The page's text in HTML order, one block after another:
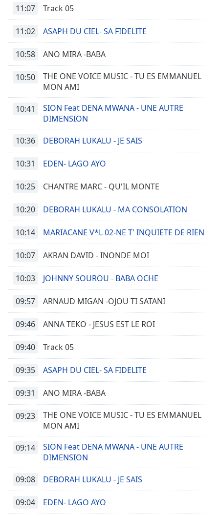
11:07 Track 05
11:02 ASAPH DU CIEL- SA FIDELITE
10:58 ANO MIRA -BABA
10:50
THE ONE VOICE MUSIC - TU ES EMMANUEL
MON AMI
10:41
SION Feat DENA MWANA - UNE AUTRE
DIMENSION
10:36 DEBORAH LUKALU - JE SAIS
10:31 EDEN- LAGO AYO
10:25 CHANTRE MARC - QU'IL MONTE
10:20 DEBORAH LUKALU - MA CONSOLATION
10:14 MARIACANE V*L 02-NE T' INQUIETE DE RIEN
10:07 AKRAN DAVID - INONDE MOI
10:03 JOHNNY SOUROU - BABA OCHE
09:57 ARNAUD MIGAN -OJOU TI SATANI
09:46 ANNA TEKO - JESUS EST LE ROI
09:40 Track 05
09:35 ASAPH DU CIEL- SA FIDELITE
09:31 ANO MIRA -BABA
09:23
THE ONE VOICE MUSIC - TU ES EMMANUEL
MON AMI
09:14
SION Feat DENA MWANA - UNE AUTRE
DIMENSION
09:08 DEBORAH LUKALU - JE SAIS
09:04 EDEN- LAGO AYO